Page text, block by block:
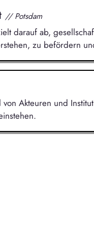
// Potsdam
darauf ab,
zu befördern
Akteuren und